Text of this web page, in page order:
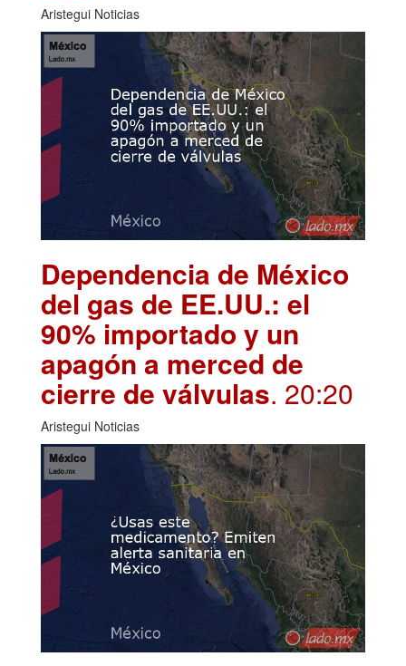
Aristegui Noticias
Dependencia de México
del gas de EE.UU.: el
90% importado y un
apagón a merced de
cierre de válvulas. 20:20
Aristegui Noticias